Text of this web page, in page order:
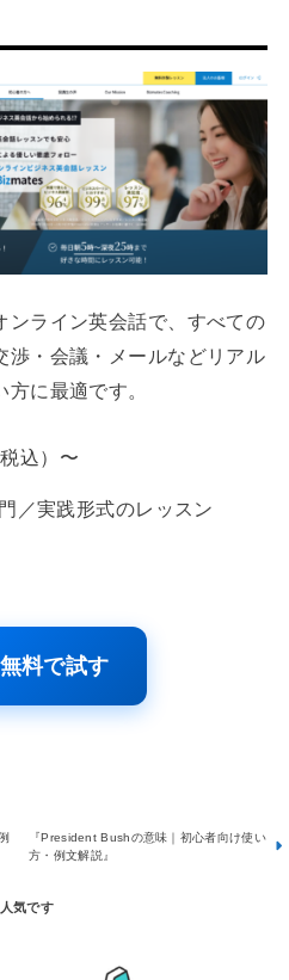
ンライン英会話で、すべての
渉・会議・メールなどリアル
に最適です。
込）〜
／実践形式のレッスン
料で試す
『President Bushの意味｜初心者向け使い
方・例文解説』